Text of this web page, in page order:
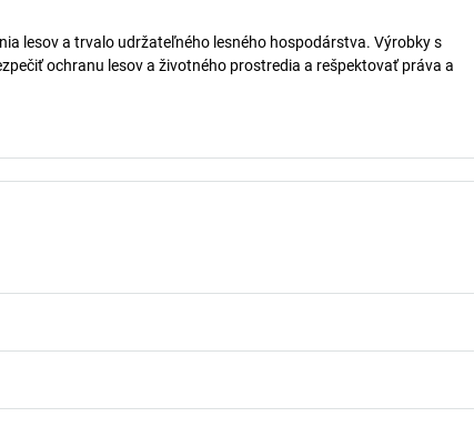
lesov a trvalo udržateľného lesného hospodárstva. Výrobky s
ochranu lesov a životného prostredia a rešpektovať práva a